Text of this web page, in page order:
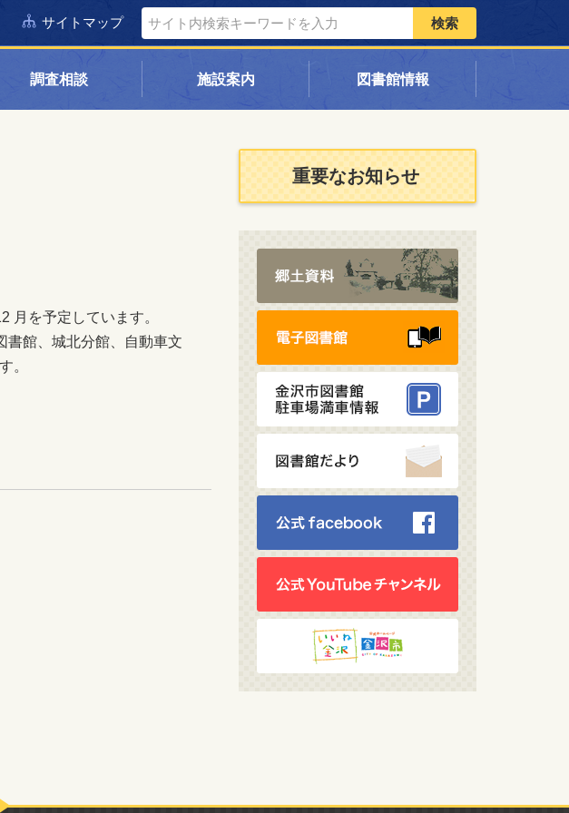
サイトマップ 検索
調査相談 施設案内 図書館情報
月を予定しています。
書館、城北分館、自動車文
。
重要なお知らせ